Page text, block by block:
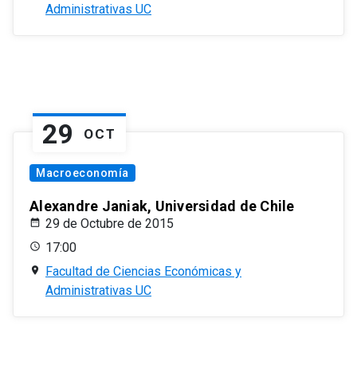
Administrativas UC
29 OCT
Macroeconomía
Alexandre Janiak, Universidad de Chile
29 de Octubre de 2015
17:00
Facultad de Ciencias Económicas y
Administrativas UC